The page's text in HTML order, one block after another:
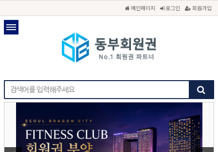
메인페이지 로그인 회원가입